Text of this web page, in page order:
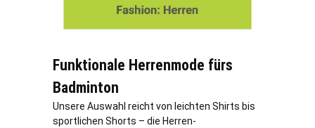
Funktionale Herrenmode fürs
Badminton
Unsere Auswahl reicht von leichten Shirts bis
sportlichen Shorts – die Herren-